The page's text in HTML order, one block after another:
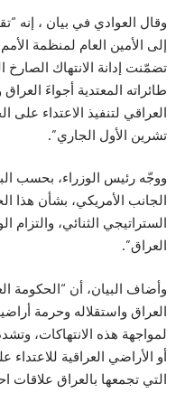
وقال العوادي في بيان ، إنه
إلى الأمين العام لمنظمة
تضمّنت إدانة الانتهاك الصارخ
طائراته المعتدية أجواءَ
تشرين الأول الجاري”.
ووجّه رئيس الوزراء، بحسب
الجانب الأمريكي، بشأن هذا
الستراتيجي الثنائي، والتزام
العراق”.
وأضاف البيان، أن “الحكومة
العراق واستقلاله وحرمة
لمواجهة هذه الانتهاكات،
أو الأراضي العراقية
التي تجمعها بالعراق علاقات